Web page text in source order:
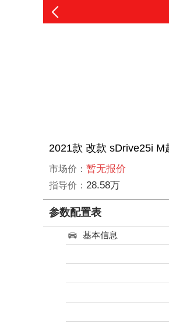
2021款 改款 sDrive25i M
市场价： 暂无报价
指导价： 28.58万
参数配置表
基本信息